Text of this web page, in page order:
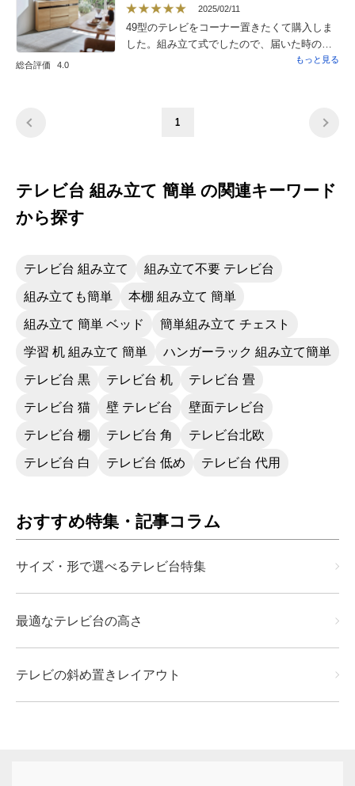
総合評価 4.0
2025/02/11
49型のテレビをコーナー置きたくて購入しま
した。組み立て式でしたので、届いた時の板
の束を見て不安になりましたが、組立説明書
ければ手首が疲れてもう少し時間はかかりそ
上がりはそれ以上かと思います。
もっと見る
1
テレビ台 組み立て 簡単 の関連キーワード
から探す
テレビ台 組み立て 組み立て不要 テレビ台
組み立ても簡単 本棚 組み立て 簡単
組み立て 簡単 ベッド 簡単組み立て チェスト
学習 机 組み立て 簡単 ハンガーラック 組み立て簡単
テレビ台 黒 テレビ台 机 テレビ台 畳
テレビ台 猫 壁 テレビ台 壁面テレビ台
テレビ台 棚 テレビ台 角 テレビ台北欧
テレビ台 白 テレビ台 低め テレビ台 代用
おすすめ特集・記事コラム
サイズ・形で選べるテレビ台特集
最適なテレビ台の高さ
テレビの斜め置きレイアウト